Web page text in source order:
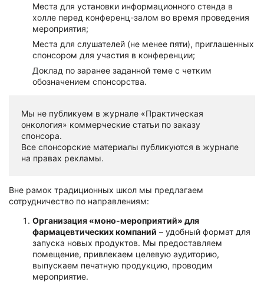
Места для установки информационного стенда в
холле перед конференц-залом во время проведения
мероприятия;
Места для слушателей (не менее пяти), приглашенных
спонсором для участия в конференции;
Доклад по заранее заданной теме с четким
обозначением спонсорства.
Мы не публикуем в журнале «Практическая
онкология» коммерческие статьи по заказу
спонсора.
Все спонсорские материалы публикуются в журнале
на правах рекламы.
Вне рамок традиционных школ мы предлагаем
сотрудничество по направлениям:
Организация «моно-мероприятий» для
фармацевтических компаний – удобный формат для
запуска новых продуктов. Мы предоставляем
помещение, привлекаем целевую аудиторию,
выпускаем печатную продукцию, проводим
мероприятие.